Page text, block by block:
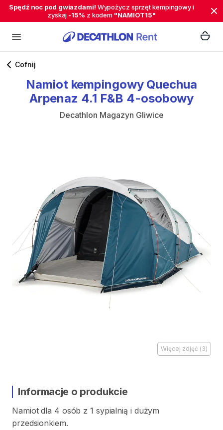
Spędź noc pod gwiazdami! Wypożycz sprzęt kempingowy i
zyskaj -15% z kodem "NAMIOT15"
Cofnij
Namiot kempingowy Quechua
Arpenaz 4.1 F&B 4-osobowy
Decathlon Magazyn Gliwice
Więcej zdjęć (3)
Informacje o produkcie
Namiot dla 4 osób z 1 sypialnią i dużym
przedsionkiem.